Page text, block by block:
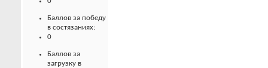
Баллов за победу
в состязаниях:
0
Баллов за
загрузку в